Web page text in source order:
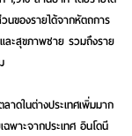
นของรายได้จากหัตถการ
ะสุขภาพชาย รวมถึงราย
ดในต่างประเทศเพิ่มมาก
พาะจากประเทศ อินโดนี